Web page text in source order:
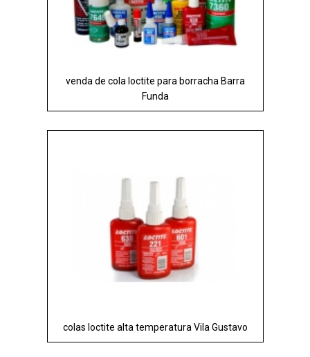
venda de cola loctite para borracha Barra
Funda
colas loctite alta temperatura Vila Gustavo